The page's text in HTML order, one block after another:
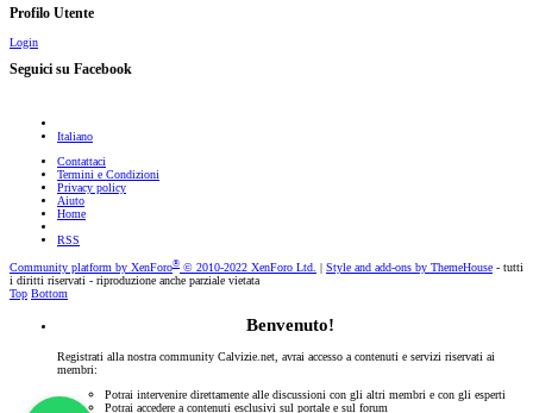
Profilo Utente
Login
Seguici su Facebook
Italiano
Contattaci
Termini e Condizioni
Privacy policy
Aiuto
Home
RSS
Community platform by XenForo® © 2010-2022 XenForo Ltd. Style and add-ons by ThemeHouse - tutti
i diritti riservati - riproduzione anche parziale vietata
Top Bottom
Benvenuto!
Registrati alla nostra community Calvizie.net, avrai accesso a contenuti e servizi riservati ai
membri:
Potrai intervenire direttamente alle discussioni con gli altri membri e con gli esperti
Potrai accedere a contenuti esclusivi sul portale e sul forum